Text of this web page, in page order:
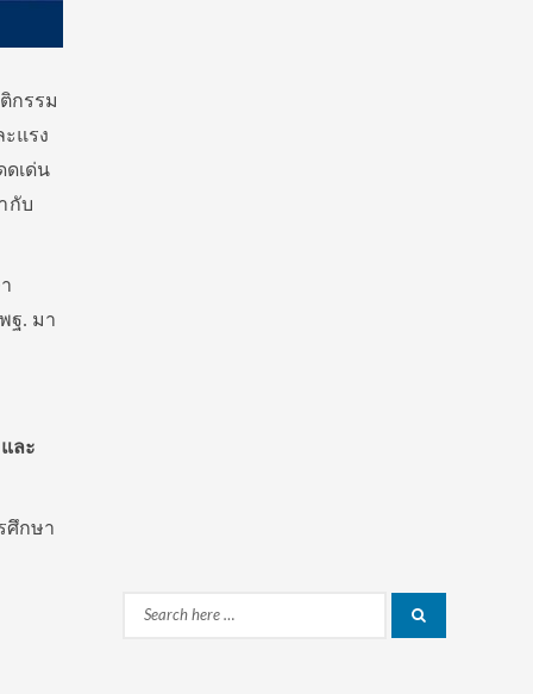
กรรม
แรง
ดเด่น
กับ
ฐ. มา
ละ
ศึกษา
Search